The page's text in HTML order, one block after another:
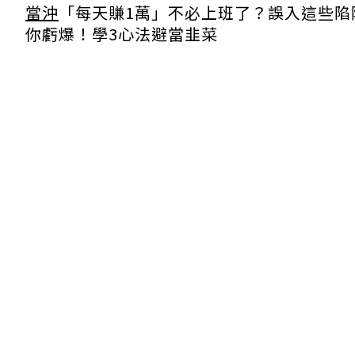
當沖 「每天賺1萬」不必上班了？誤入這些
你虧爆！學3心法避當韭菜